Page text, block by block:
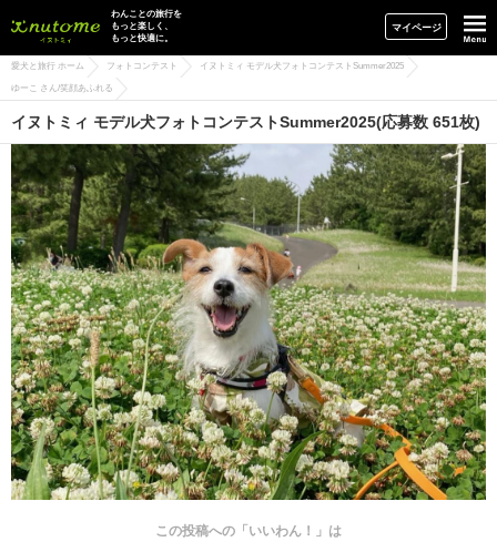
イヌトミィ
わんことの旅行を
もっと楽しく、
もっと快適に。
マイページ
愛犬と旅行 ホーム フォトコンテスト イヌトミィ モデル犬フォトコンテストSummer2025
ゆーこ さん/笑顔あふれる
イヌトミィ モデル犬フォトコンテストSummer2025(応募数 651枚)
この投稿への「いいわん！」は